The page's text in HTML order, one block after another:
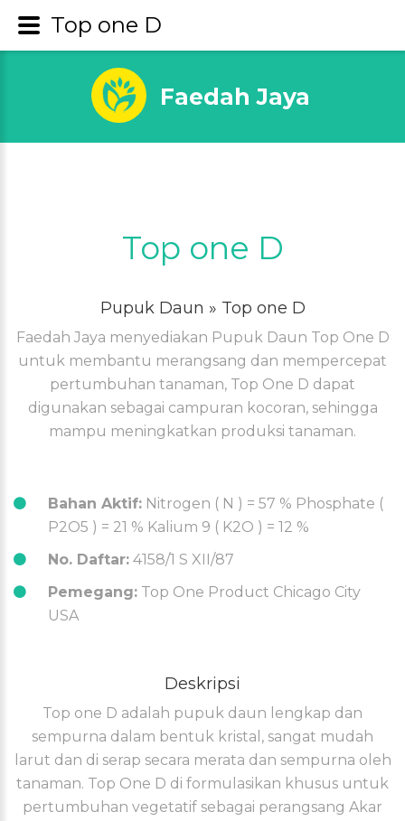
Faedah Jaya
Top one D
Pupuk Daun » Top one D
Faedah Jaya menyediakan Pupuk Daun Top One D
untuk membantu merangsang dan mempercepat
pertumbuhan tanaman, Top One D dapat
digunakan sebagai campuran kocoran, sehingga
mampu meningkatkan produksi tanaman.
Bahan Aktif: Nitrogen ( N ) = 57 % Phosphate (
P2O5 ) = 21 % Kalium 9 ( K2O ) = 12 %
No. Daftar: 4158/1 S XII/87
Pemegang: Top One Product Chicago City
USA
Deskripsi
Top one D adalah pupuk daun lengkap dan
sempurna dalam bentuk kristal, sangat mudah
larut dan di serap secara merata dan sempurna oleh
tanaman. Top One D di formulasikan khusus untuk
pertumbuhan vegetatif sebagai perangsang Akar
Top one D